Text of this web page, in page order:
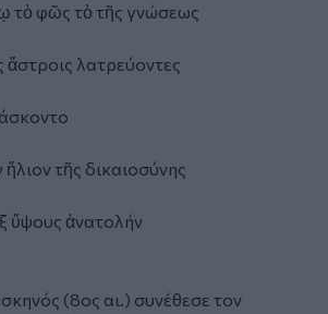
τὸ φῶς τὸ τῆς γνώσεως
ἄστροις λατρεύοντες
τῆς δικαιοσύνης
ὕψους ἀνατολήν
(8ος αι.) συνέθεσε τον